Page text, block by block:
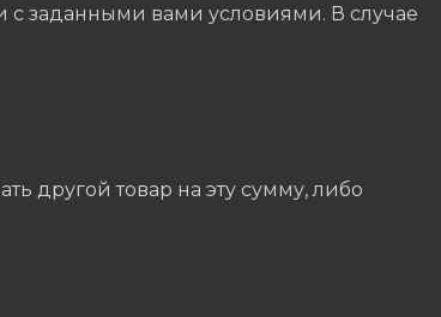
с заданными вами условиями. В случае
другой товар на эту сумму, либо